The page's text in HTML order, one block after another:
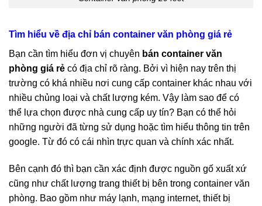
Tìm hiểu về địa chỉ bán container văn phòng giá rẻ
Bạn cần tìm hiểu đơn vị chuyên bán container văn
phòng giá rẻ có địa chỉ rõ ràng. Bởi vì hiện nay trên thị
trường có khá nhiều nơi cung cấp container khác nhau với
nhiều chủng loại và chất lượng kém. Vậy làm sao để có
thể lựa chọn được nhà cung cấp uy tín? Bạn có thể hỏi
những người đã từng sử dụng hoặc tìm hiểu thông tin trên
google. Từ đó có cái nhìn trực quan và chính xác nhất.
Bên cạnh đó thì bạn cần xác định được nguồn gố xuất xứ
cũng như chất lượng trang thiết bị bên trong container văn
phòng. Bao gồm như máy lạnh, mạng internet, thiết bị